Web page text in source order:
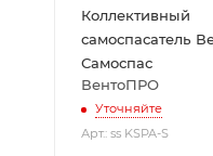
Коллективный
самоспасатель
Самоспас
ВентоПРО
Уточняйте
Арт.: ss KSPA-S